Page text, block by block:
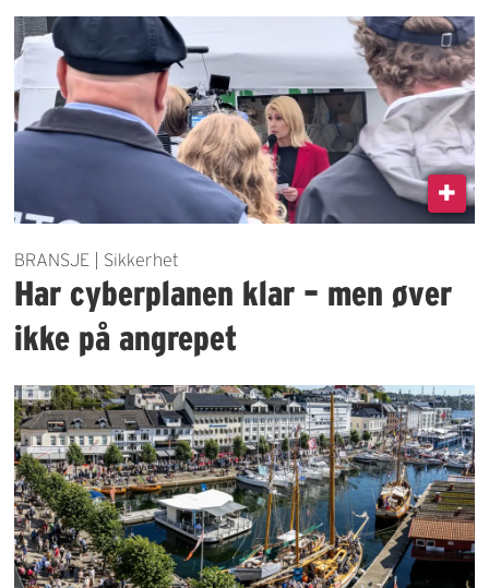
BRANSJE | Sikkerhet
Har cyberplanen klar – men øver
ikke på angrepet